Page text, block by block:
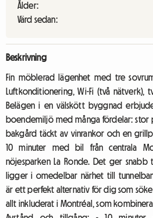
Ålder:
Värd sedan:
Beskrivning
Fin möblerad lägenhet med tre
Luftkonditionering, Wi-Fi (två nätverk),
Belägen i en välskött byggnad
boendemiljö med många fördelar: stor
bakgård täckt av vinrankor och en
10 minuter med bil från centrala
nöjesparken La Ronde. Det ger
ligger i omedelbar närhet till
är ett perfekt alternativ för dig som
allt inkluderat i Montréal, som